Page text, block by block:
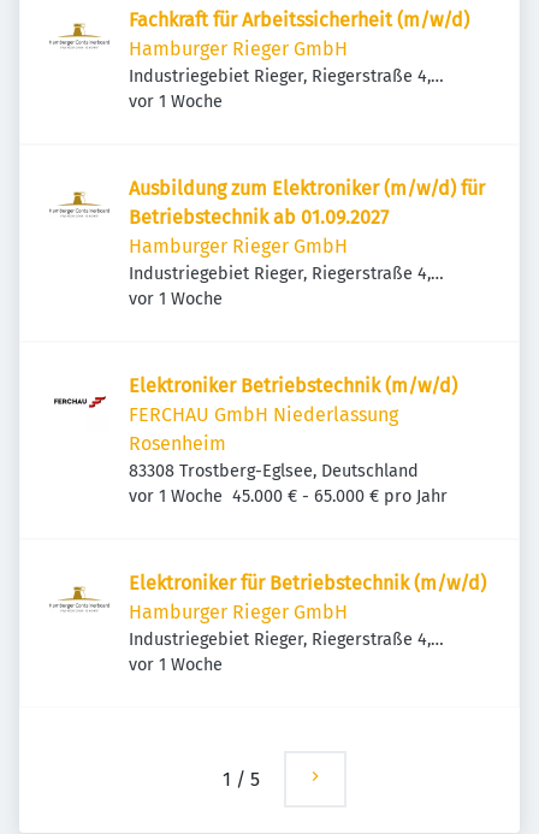
Fachkraft für Arbeitssicherheit (m/w/d)
Hamburger Rieger GmbH
Industriegebiet Rieger, Riegerstraße 4,
83308 Trostberg, Deutschland
Veröffentlicht
vor 1 Woche
Ausbildung zum Elektroniker (m/w/d) für
Betriebstechnik ab 01.09.2027
Hamburger Rieger GmbH
Industriegebiet Rieger, Riegerstraße 4,
83308 Trostberg, Deutschland
Veröffentlicht
vor 1 Woche
Elek­tro­niker Betriebs­technik (m/w/d)
FERCHAU GmbH Niederlassung
Rosenheim
83308 Trostberg-Eglsee, Deutschland
Veröffentlicht:
vor 1 Woche 45.000 € - 65.000 € pro Jahr
Elektroniker für Betriebstechnik (m/w/d)
Hamburger Rieger GmbH
Industriegebiet Rieger, Riegerstraße 4,
83308 Trostberg, Deutschland
Veröffentlicht
vor 1 Woche
1 / 5